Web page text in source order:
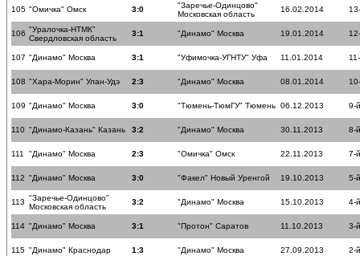
105 "Омичка" Омск 3:0
"Заречье-Одинцово"
Московская область
16.02.2014
106 "Уралочка-НТМК"
Свердловская область
3:1 "Динамо" Москва 19.01.2014
107 "Динамо" Москва 3:1 "Уфимочка-УГНТУ" Уфа 11.01.2014
108 "Хара-Морин" Улан-Удэ 2:3 "Динамо" Москва 08.01.2014
109 "Динамо" Москва 3:0 "Тюмень-ТюмГУ" Тюмень 06.12.2013 9-
110 "Динамо-Казань" Казань 3:2 "Динамо" Москва 30.11.2013 8-
111 "Динамо" Москва 2:3 "Омичка" Омск 22.11.2013 7-
112 "Динамо" Москва 3:0 "Факел" Новый Уренгой 19.10.2013 5-
113 "Заречье-Одинцово"
Московская область
3:2 "Динамо" Москва 15.10.2013 4-
114 "Динамо" Москва 3:1 "Протон" Саратов 11.10.2013 3-
115 "Динамо" Краснодар 1:3 "Динамо" Москва 27.09.2013 2-